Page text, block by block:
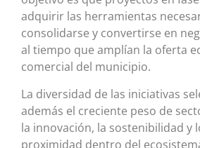
adquirir las herramientas
consolidarse y convertirse en
al tiempo que amplían la oferta
comercial del municipio.
La diversidad de las iniciativas
además el creciente peso de
la innovación, la sostenibilidad y
proximidad dentro del